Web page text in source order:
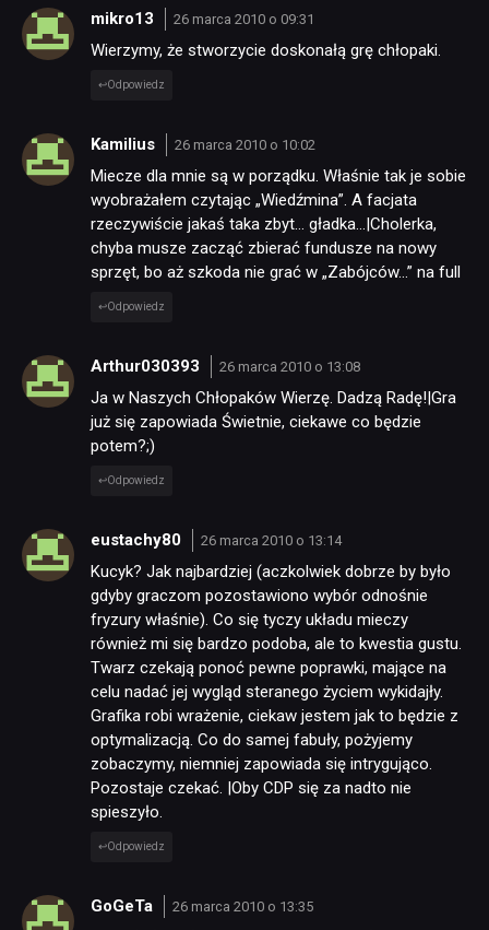
mikro13 26 marca 2010 o 09:31
Wierzymy, że stworzycie doskonałą grę chłopaki.
Odpowiedz
Kamilius 26 marca 2010 o 10:02
Miecze dla mnie są w porządku. Właśnie tak je sobie
wyobrażałem czytając „Wiedźmina”. A facjata
rzeczywiście jakaś taka zbyt… gładka…|Cholerka,
chyba musze zacząć zbierać fundusze na nowy
sprzęt, bo aż szkoda nie grać w „Zabójców…” na full
Odpowiedz
Arthur030393 26 marca 2010 o 13:08
Ja w Naszych Chłopaków Wierzę. Dadzą Radę!|Gra
już się zapowiada Świetnie, ciekawe co będzie
potem?;)
Odpowiedz
eustachy80 26 marca 2010 o 13:14
Kucyk? Jak najbardziej (aczkolwiek dobrze by było
gdyby graczom pozostawiono wybór odnośnie
fryzury właśnie). Co się tyczy układu mieczy
również mi się bardzo podoba, ale to kwestia gustu.
Twarz czekają ponoć pewne poprawki, mające na
celu nadać jej wygląd steranego życiem wykidajły.
Grafika robi wrażenie, ciekaw jestem jak to będzie z
optymalizacją. Co do samej fabuły, pożyjemy
zobaczymy, niemniej zapowiada się intrygująco.
Pozostaje czekać. |Oby CDP się za nadto nie
spieszyło.
Odpowiedz
GoGeTa 26 marca 2010 o 13:35